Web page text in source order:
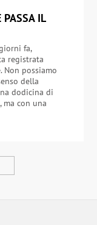
PASSA IL
fa,
registrata
Non possiamo
della
dodicina di
con una